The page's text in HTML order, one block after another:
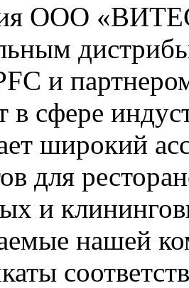
ООО
и
в сфере
широкий
для
и
нашей